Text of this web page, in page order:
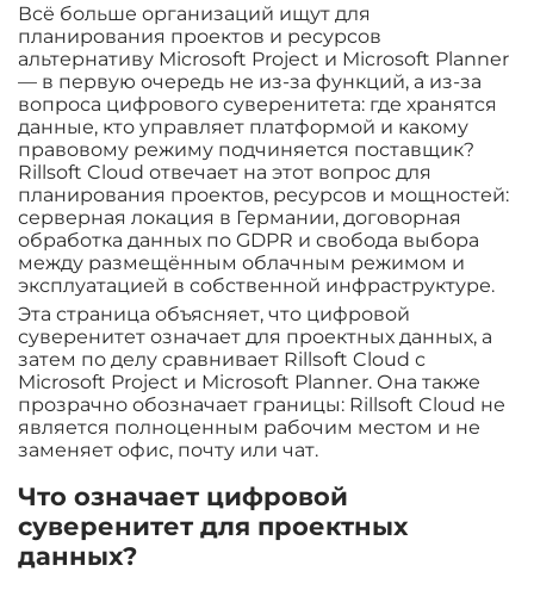
Всё больше организаций ищут для
планирования проектов и ресурсов
альтернативу Microsoft Project и Microsoft Planner
— в первую очередь не из-за функций, а из-за
вопроса цифрового суверенитета: где хранятся
данные, кто управляет платформой и какому
правовому режиму подчиняется поставщик?
Rillsoft Cloud отвечает на этот вопрос для
планирования проектов, ресурсов и мощностей:
серверная локация в Германии, договорная
обработка данных по GDPR и свобода выбора
между размещённым облачным режимом и
эксплуатацией в собственной инфраструктуре.
Эта страница объясняет, что цифровой
суверенитет означает для проектных данных, а
затем по делу сравнивает Rillsoft Cloud с
Microsoft Project и Microsoft Planner. Она также
прозрачно обозначает границы: Rillsoft Cloud не
является полноценным рабочим местом и не
заменяет офис, почту или чат.
Что означает цифровой
суверенитет для проектных
данных?